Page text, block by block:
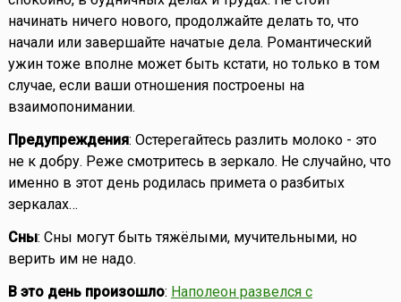
начинать ничего нового, продолжайте делать то, что
начали или завершайте начатые дела. Романтический
ужин тоже вполне может быть кстати, но только в том
случае, если ваши отношения построены на
взаимопонимании.
Предупреждения: Остерегайтесь разлить молоко - это
не к добру. Реже смотритесь в зеркало. Не случайно, что
именно в этот день родилась примета о разбитых
зеркалах…
Сны: Сны могут быть тяжёлыми, мучительными, но
верить им не надо.
В это день произошло: Наполеон развелся с